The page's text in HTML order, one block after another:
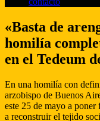
«Basta de
homilía
en el Tedeum
En una homilía con
arzobispo de Buenos
este 25 de mayo a
a reconstruir el tejido